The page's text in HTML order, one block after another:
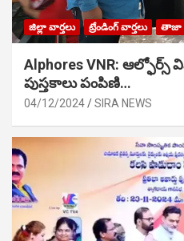
జిల్లా వార్తలు ట్రేండింగ్ వార్తలు తాజా
Alphores VNR: ఆల్ఫోర్స్
పుస్తకాలు పంపిణి…
04/12/2024 SIRA NEWS